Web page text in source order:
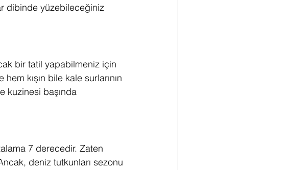
dibinde yüzebileceğiniz
bir tatil yapabilmeniz için
kışın bile kale surlarının
kuzinesi başında
7 derecedir. Zaten
deniz tutkunları sezonu